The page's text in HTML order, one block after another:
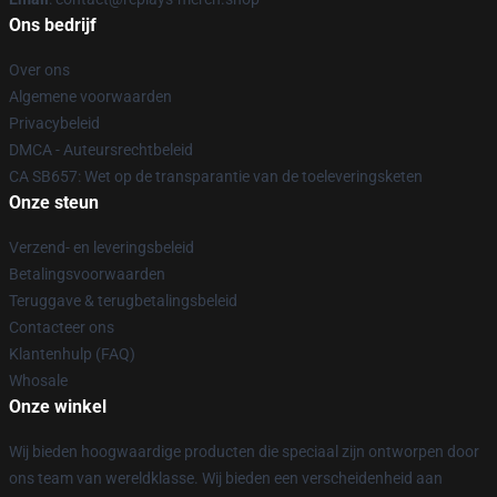
Ons bedrijf
Over ons
Algemene voorwaarden
Privacybeleid
DMCA - Auteursrechtbeleid
CA SB657: Wet op de transparantie van de toeleveringsketen
Onze steun
Verzend- en leveringsbeleid
Betalingsvoorwaarden
Teruggave & terugbetalingsbeleid
Contacteer ons
Klantenhulp (FAQ)
Whosale
Onze winkel
Wij bieden hoogwaardige producten die speciaal zijn ontworpen door
ons team van wereldklasse. Wij bieden een verscheidenheid aan